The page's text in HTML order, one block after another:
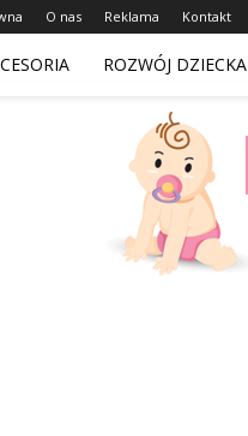
O nas Reklama Kontakt
ROZWÓJ DZIECKA